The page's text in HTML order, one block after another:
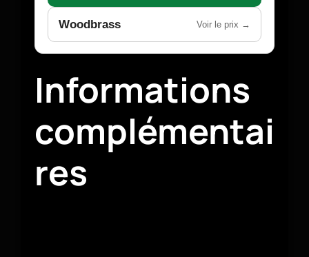
Woodbrass Voir le prix →
Informations
complémentai
res